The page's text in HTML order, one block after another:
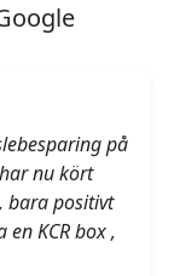
på
nu kört
bara positivt
KCR box ,